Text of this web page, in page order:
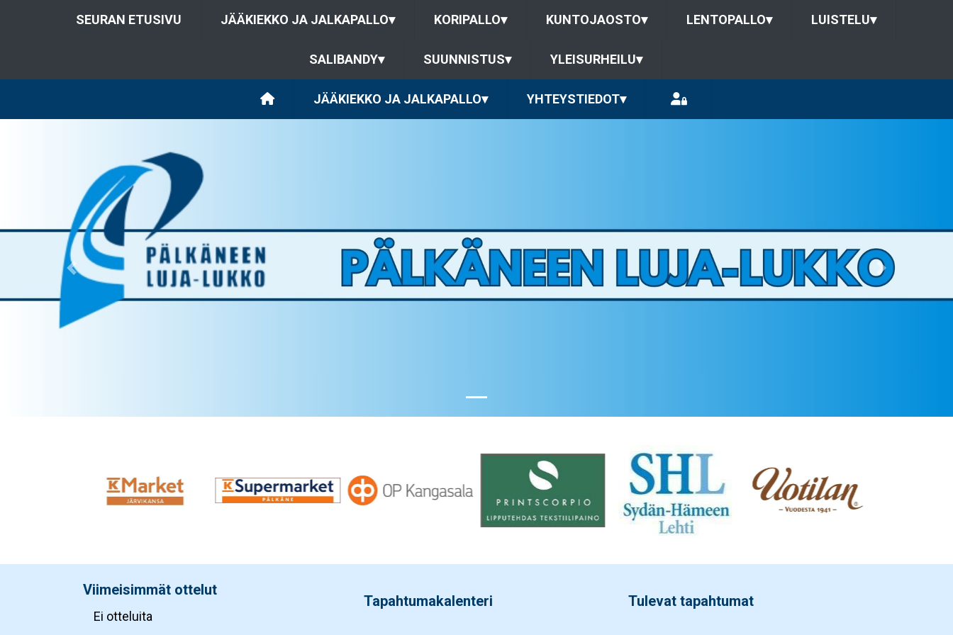
SEURAN ETUSIVU JÄÄKIEKKO JA JALKAPALLO▾ KORIPALLO▾ KUNTOJAOSTO▾ LENTOPALLO▾ LUISTELU▾
SALIBANDY▾ SUUNNISTUS▾ YLEISURHEILU▾
JÄÄKIEKKO JA JALKAPALLO▾ YHTEYSTIEDOT▾
Previous Next
Viimeisimmät ottelut
Ei otteluita
Tapahtumakalenteri Tulevat tapahtumat